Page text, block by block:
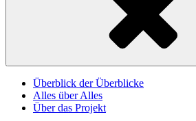
Überblick der Überblicke
Alles über Alles
Über das Projekt